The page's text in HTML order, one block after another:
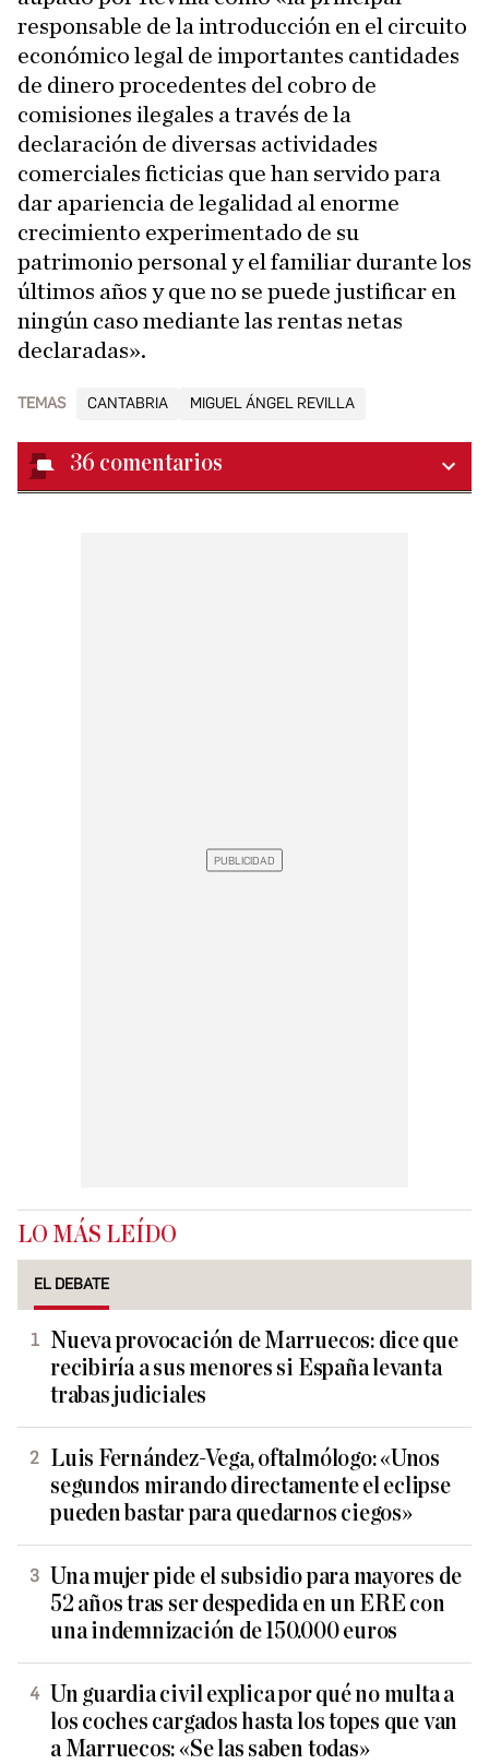
responsable de la introducción en el circuito
económico legal de importantes cantidades
de dinero procedentes del cobro de
comisiones ilegales a través de la
declaración de diversas actividades
comerciales ficticias que han servido para
dar apariencia de legalidad al enorme
crecimiento experimentado de su
patrimonio personal y el familiar durante los
últimos años y que no se puede justificar en
ningún caso mediante las rentas netas
declaradas».
TEMAS CANTABRIA MIGUEL ÁNGEL REVILLA
36 comentarios
LO MÁS LEÍDO
EL DEBATE
Nueva provocación de Marruecos: dice que
recibiría a sus menores si España levanta
trabas judiciales
Luis Fernández-Vega, oftalmólogo: «Unos
segundos mirando directamente el eclipse
pueden bastar para quedarnos ciegos»
Una mujer pide el subsidio para mayores de
52 años tras ser despedida en un ERE con
una indemnización de 150.000 euros
Un guardia civil explica por qué no multa a
los coches cargados hasta los topes que van
a Marruecos: «Se las saben todas»